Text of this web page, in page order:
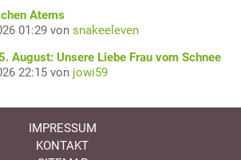
Atems
01:29 von snakeeleven
August: Unsere Liebe Frau vom Schnee
22:15 von jowi59
IMPRESSUM
KONTAKT